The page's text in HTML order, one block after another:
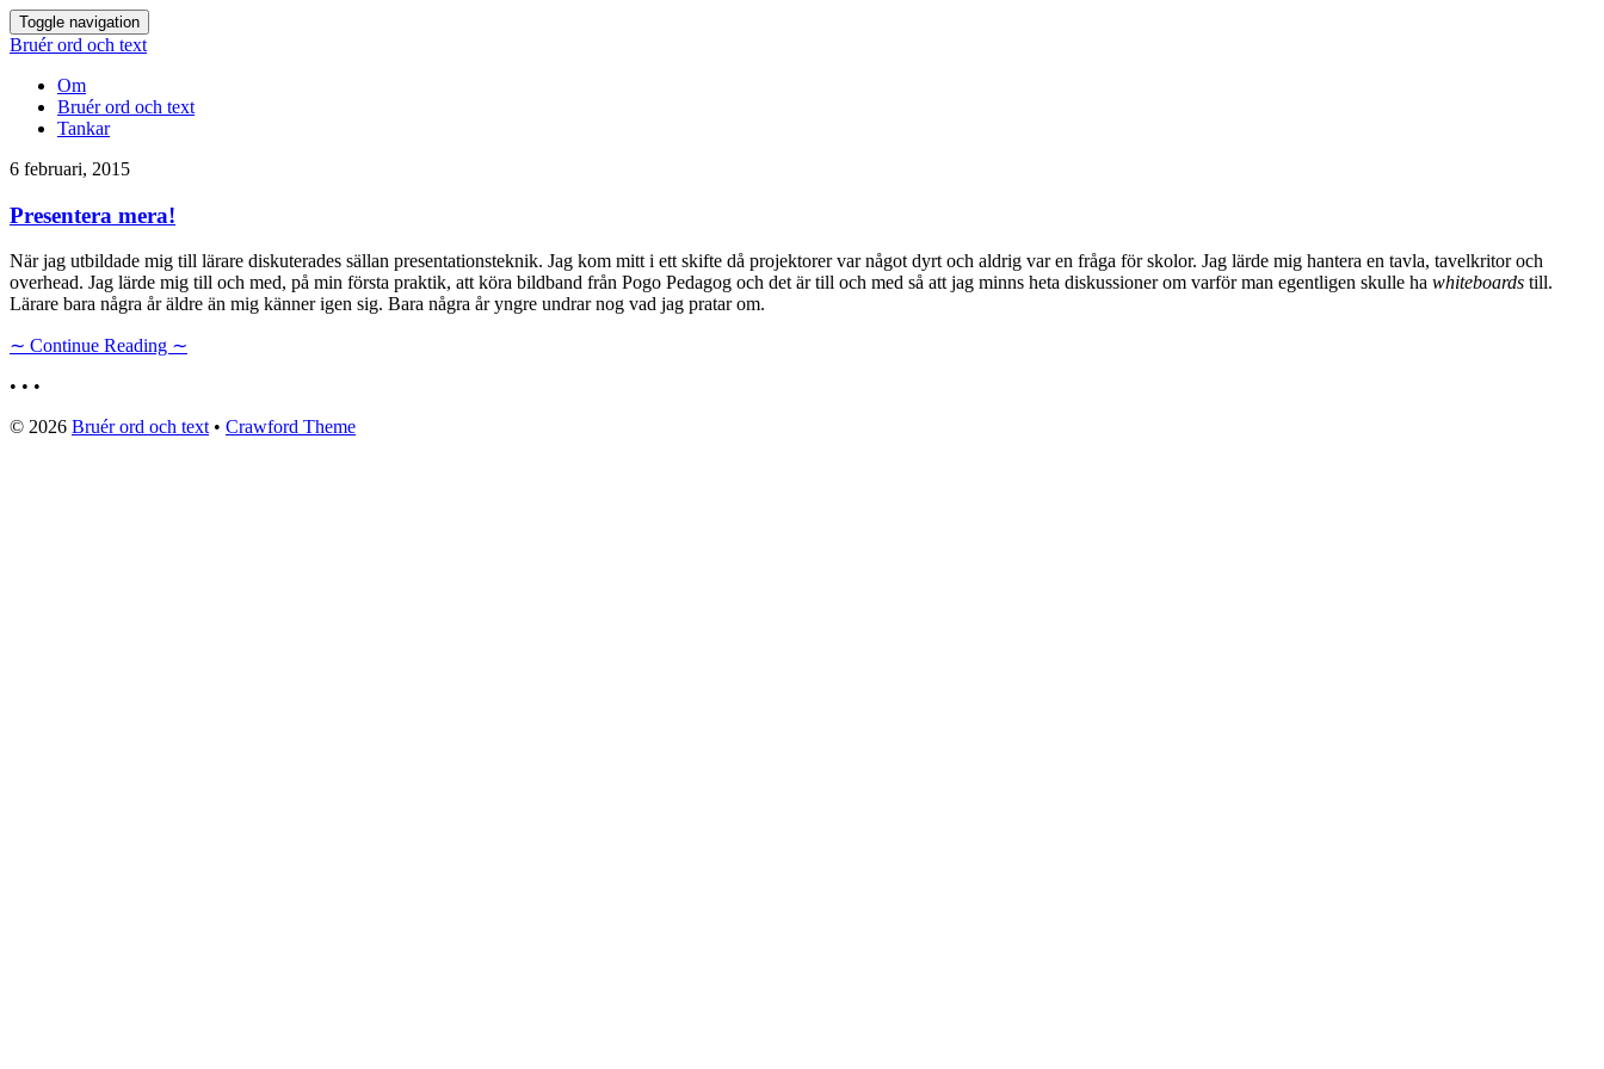
Toggle navigation
Bruér ord och text
Om
Bruér ord och text
Tankar
6 februari, 2015
Presentera mera!
När jag utbildade mig till lärare diskuterades sällan presentationsteknik. Jag kom mitt i ett skifte då projektorer var något dyrt och aldrig var en fråga för skolor. Jag lärde mig hantera en tavla, tavelkritor och
overhead. Jag lärde mig till och med, på min första praktik, att köra bildband från Pogo Pedagog och det är till och med så att jag minns heta diskussioner om varför man egentligen skulle ha whiteboards till.
Lärare bara några år äldre än mig känner igen sig. Bara några år yngre undrar nog vad jag pratar om.
∼ Continue Reading ∼
• • •
© 2026 Bruér ord och text• Crawford Theme